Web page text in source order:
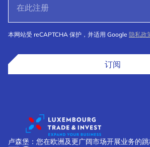
本网站受 reCAPTCHA 保护，并适用 Google 隐私政
订阅
卢森堡：您在欧洲及更广阔市场开展业务的跳